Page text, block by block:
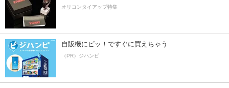
オリコンタイアップ特集
自販機にピッ！ですぐに買えちゃう
（PR）ジハンピ